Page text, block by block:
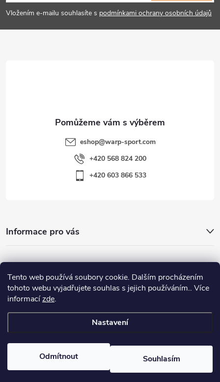
Tento web používá soubory cookie. Dalším procházením
tohoto webu vyjadřujete souhlas s jejich používáním.. Více
informacízde.
Nastavení
Odmítnout Souhlasím
p
a
Vložením e-mailu souhlasíte s podmínkami ochrany osobních údajů
eshop@warp-sport.com
+420 568 824 200
+420 603 866 533
Informace pro vás
Nejhledanější
Důležité odkazy
Warp-Sport.com. Všechna práva vyhrazena.